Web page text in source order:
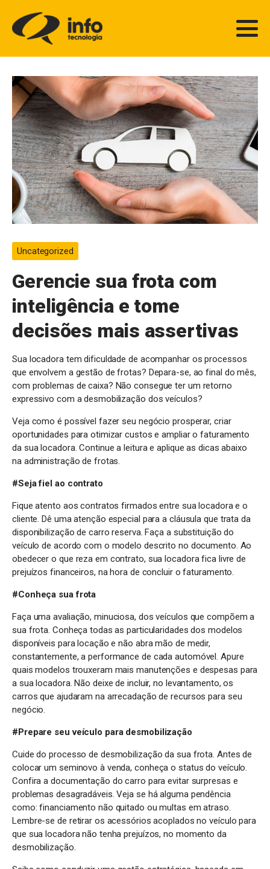
Uncategorized
Gerencie sua frota com
inteligência e tome
decisões mais assertivas
Sua locadora tem dificuldade de acompanhar os processos
que envolvem a gestão de frotas? Depara-se, ao final do mês,
com problemas de caixa? Não consegue ter um retorno
expressivo com a desmobilização dos veículos?
Veja como é possível fazer seu negócio prosperar, criar
oportunidades para otimizar custos e ampliar o faturamento
da sua locadora. Continue a leitura e aplique as dicas abaixo
na administração de frotas.
#Seja fiel ao contrato
Fique atento aos contratos firmados entre sua locadora e o
cliente. Dê uma atenção especial para a cláusula que trata da
disponibilização de carro reserva. Faça a substituição do
veículo de acordo com o modelo descrito no documento. Ao
obedecer o que reza em contrato, sua locadora fica livre de
prejuízos financeiros, na hora de concluir o faturamento.
#Conheça sua frota
Faça uma avaliação, minuciosa, dos veículos que compõem a
sua frota. Conheça todas as particularidades dos modelos
disponíveis para locação e não abra mão de medir,
constantemente, a performance de cada automóvel. Apure
quais modelos trouxeram mais manutenções e despesas para
a sua locadora. Não deixe de incluir, no levantamento, os
carros que ajudaram na arrecadação de recursos para seu
negócio.
#Prepare seu veículo para desmobilização
Cuide do processo de desmobilização da sua frota. Antes de
colocar um seminovo à venda, conheça o status do veículo.
Confira a documentação do carro para evitar surpresas e
problemas desagradáveis. Veja se há alguma pendência
como: financiamento não quitado ou multas em atraso.
Lembre-se de retirar os acessórios acoplados no veículo para
que sua locadora não tenha prejuízos, no momento da
desmobilização.